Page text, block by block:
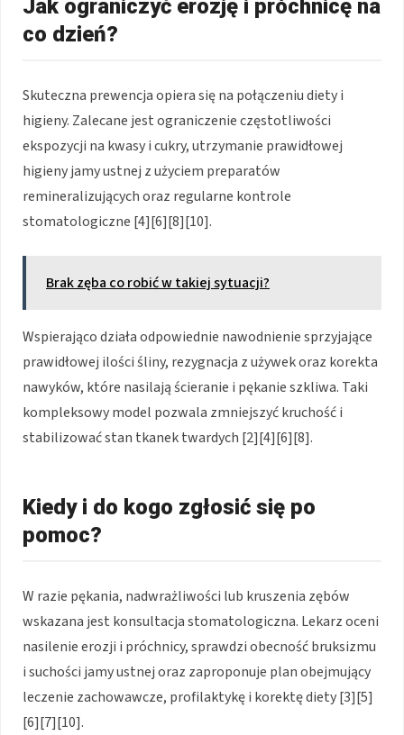
Jak ograniczyć erozję i próchnicę na
co dzień?
Skuteczna prewencja opiera się na połączeniu diety i
higieny. Zalecane jest ograniczenie częstotliwości
ekspozycji na kwasy i cukry, utrzymanie prawidłowej
higieny jamy ustnej z użyciem preparatów
remineralizujących oraz regularne kontrole
stomatologiczne [4][6][8][10].
Brak zęba co robić w takiej sytuacji?
Wspierająco działa odpowiednie nawodnienie sprzyjające
prawidłowej ilości śliny, rezygnacja z używek oraz korekta
nawyków, które nasilają ścieranie i pękanie szkliwa. Taki
kompleksowy model pozwala zmniejszyć kruchość i
stabilizować stan tkanek twardych [2][4][6][8].
Kiedy i do kogo zgłosić się po
pomoc?
W razie pękania, nadwrażliwości lub kruszenia zębów
wskazana jest konsultacja stomatologiczna. Lekarz oceni
nasilenie erozji i próchnicy, sprawdzi obecność bruksizmu
i suchości jamy ustnej oraz zaproponuje plan obejmujący
leczenie zachowawcze, profilaktykę i korektę diety [3][5]
[6][7][10].